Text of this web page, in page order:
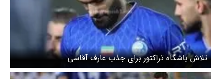
تلاش باشگاه تراکتور برای جذب عارف آقاسی